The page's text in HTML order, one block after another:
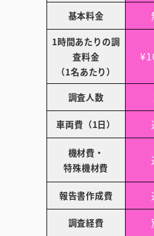
基本料金
1時間あたりの調
査料金
（1名あたり）
調査人数
車両費（1日）
機材費・
特殊機材費
報告書作成費
調査経費